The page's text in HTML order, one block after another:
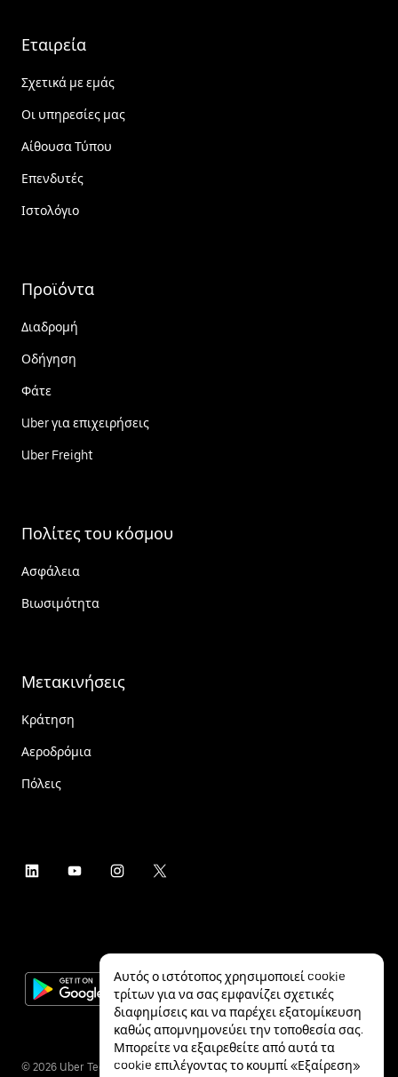
Εταιρεία
Σχετικά με εμάς
Οι υπηρεσίες μας
Αίθουσα Τύπου
Επενδυτές
Ιστολόγιο
Προϊόντα
Διαδρομή
Οδήγηση
Φάτε
Uber για επιχειρήσεις
Uber Freight
Πολίτες του κόσμου
Ασφάλεια
Βιωσιμότητα
Μετακινήσεις
Κράτηση
Αεροδρόμια
Πόλεις
© 2026 Uber Technologies Inc.
Αυτός ο ιστότοπος χρησιμοποιεί cookie
τρίτων για να σας εμφανίζει σχετικές
διαφημίσεις και να παρέχει εξατομίκευση
καθώς απομνημονεύει την τοποθεσία σας.
Μπορείτε να εξαιρεθείτε από αυτά τα
cookie επιλέγοντας το κουμπί «Εξαίρεση»